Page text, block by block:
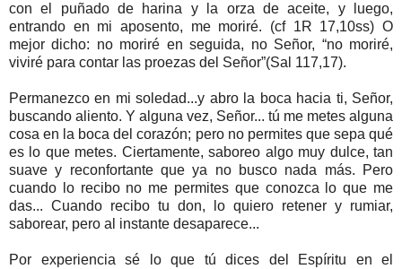
con el puñado de harina y la orza de aceite, y luego,
entrando en mi aposento, me moriré. (cf 1R 17,10ss) O
mejor dicho: no moriré en seguida, no Señor, “no moriré,
viviré para contar las proezas del Señor”(Sal 117,17).
Permanezco en mi soledad...y abro la boca hacia ti, Señor,
buscando aliento. Y alguna vez, Señor... tú me metes alguna
cosa en la boca del corazón; pero no permites que sepa qué
es lo que metes. Ciertamente, saboreo algo muy dulce, tan
suave y reconfortante que ya no busco nada más. Pero
cuando lo recibo no me permites que conozca lo que me
das... Cuando recibo tu don, lo quiero retener y rumiar,
saborear, pero al instante desaparece...
Por experiencia sé lo que tú dices del Espíritu en el